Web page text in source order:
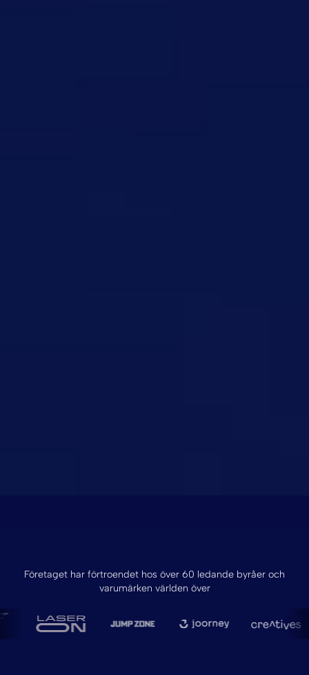
Företaget har förtroendet hos över 60 ledande byråer och
varumärken världen över